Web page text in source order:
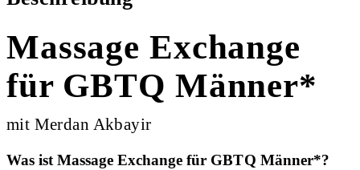
Massage Exchange
für GBTQ Männer*
mit Merdan Akbayir
Was ist Massage Exchange für GBTQ Männer*?